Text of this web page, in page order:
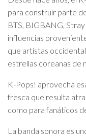
para construir parte
BTS, BIGBANG,
influencias
que artistas
estrellas coreanas de
K-Pops! aprovecha
fresca que resulta
como para fanáticos
La banda sonora es